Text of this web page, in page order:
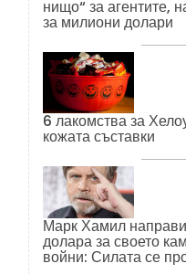
нищо“ за агентите,
за милиони долари
6 лакомства за
кожата съставки
Марк Хамил
долара за своето
войни: Силата се